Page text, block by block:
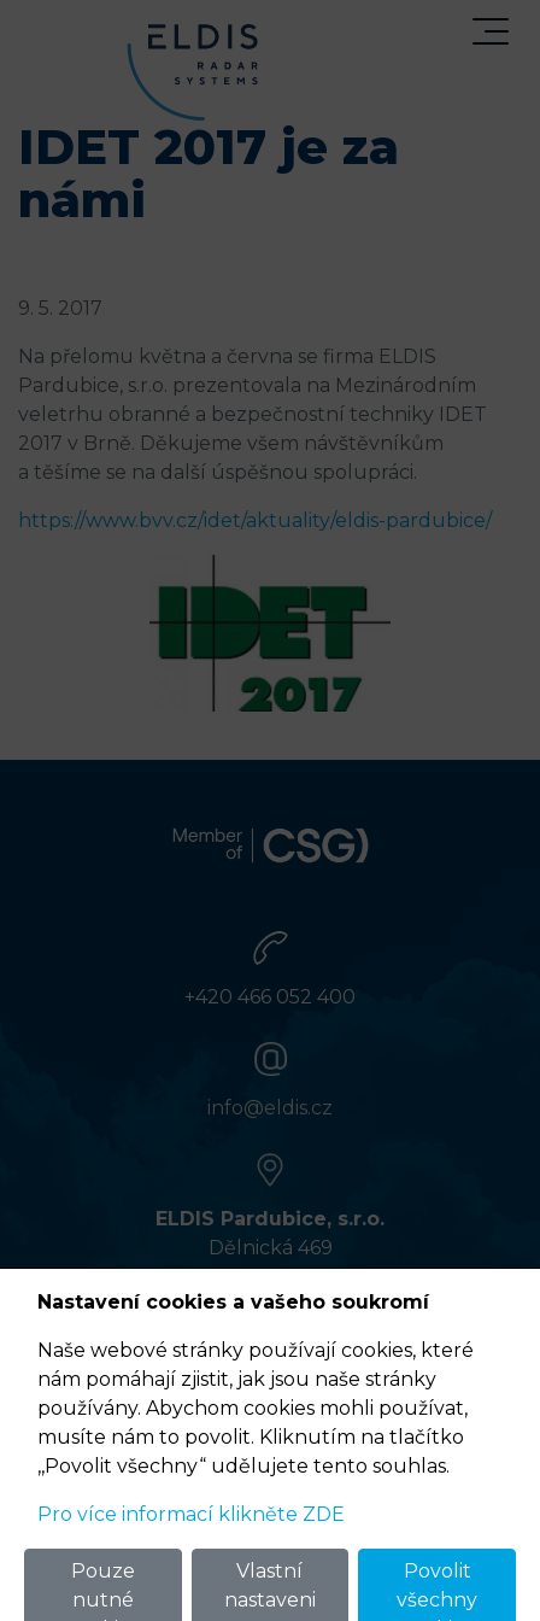
IDET 2017 je za
námi
9. 5. 2017
Na přelomu května a června se firma ELDIS
Pardubice, s.r.o. prezentovala na Mezinárodním
veletrhu obranné a bezpečnostní techniky IDET
2017 v Brně. Děkujeme všem návštěvníkům
a těšíme se na další úspěšnou spolupráci.
https://www.bvv.cz/idet/aktuality/eldis-pardubice/
+420 466 052 400
info@eldis.cz
ELDIS Pardubice, s.r.o.
Dělnická 469
533 01 Pardubice
VÍCE INFORMACÍ
Podmínky užití
© 2020 ELDIS Pardubice, s.r.o. | ponovu
Nastavení cookies a vašeho soukromí
Naše webové stránky používají cookies, které
nám pomáhají zjistit, jak jsou naše stránky
používány. Abychom cookies mohli používat,
musíte nám to povolit. Kliknutím na tlačítko
,,Povolit všechny“ udělujete tento souhlas.
Pro více informací klikněte ZDE
Pouze
nutné
Vlastní
nastaveni
Povolit
všechny